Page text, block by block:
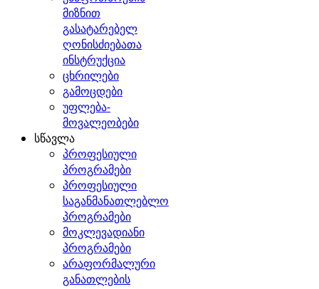
მიზნით
გასატარებელ
ღონისძიებათა
ინსტრუქცია
ცხრილები
გამოცდები
უფლება-
მოვალეობები
სწავლა
პროფესიული
პროგრამები
პროფესიული
საგანმანათლებლო
პროგრამები
მოკლევადიანი
პროგრამები
არაფორმალური
განათლების